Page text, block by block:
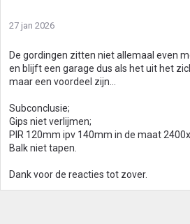
27 jan 2026
De gordingen zitten niet allemaal even
en blijft een garage dus als het uit het
maar een voordeel zijn...
Subconclusie;
Gips niet verlijmen;
PIR 120mm ipv 140mm in de maat
Balk niet tapen.
Dank voor de reacties tot zover.